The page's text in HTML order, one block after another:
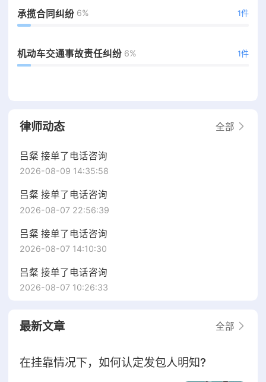
承揽合同纠纷 6% 1件
机动车交通事故责任纠纷 6% 1件
律师动态 全部
吕粲 接单了电话咨询
2026-08-09 14:35:58
吕粲 接单了电话咨询
2026-08-07 22:56:39
吕粲 接单了电话咨询
2026-08-07 14:10:30
吕粲 接单了电话咨询
2026-08-07 10:26:33
最新文章 全部
在挂靠情况下，如何认定发包人明知?